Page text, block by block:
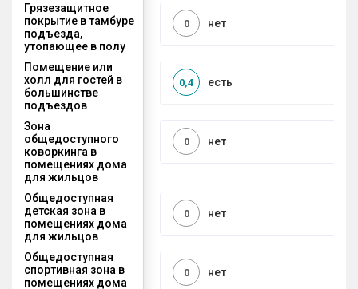
Грязезащитное
покрытие в тамбуре
подъезда,
утопающее в полу
нет
0
Помещение или
холл для гостей в
большинстве
подъездов
есть
0,4
Зона
общедоступного
коворкинга в
помещениях дома
для жильцов
нет
0
Общедоступная
детская зона в
помещениях дома
для жильцов
нет
0
Общедоступная
спортивная зона в
помещениях дома
нет
0